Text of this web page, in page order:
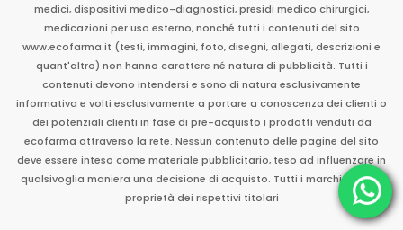
medici, dispositivi medico-diagnostici, presidi medico chirurgici,
medicazioni per uso esterno, nonché tutti i contenuti del sito
www.ecofarma.it (testi, immagini, foto, disegni, allegati, descrizioni e
quant'altro) non hanno carattere né natura di pubblicità. Tutti i
contenuti devono intendersi e sono di natura esclusivamente
informativa e volti esclusivamente a portare a conoscenza dei clienti o
dei potenziali clienti in fase di pre-acquisto i prodotti venduti da
ecofarma attraverso la rete. Nessun contenuto delle pagine del sito
deve essere inteso come materiale pubblicitario, teso ad influenzare in
qualsivoglia maniera una decisione di acquisto. Tutti i marchi sono di
proprietà dei rispettivi titolari